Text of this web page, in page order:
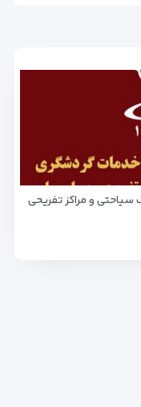
سیاحتی و مراکز تفریحی